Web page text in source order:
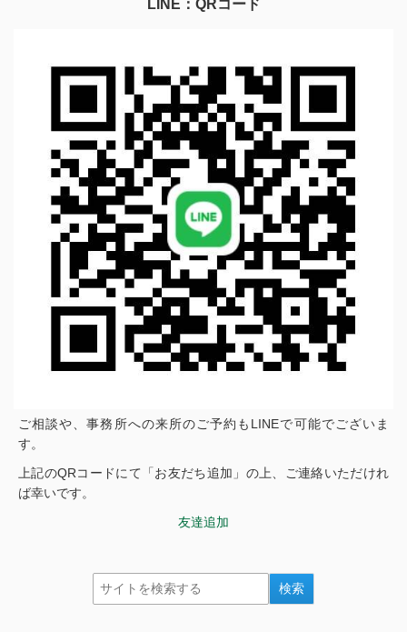
LINE：QRコード
ご相談や、事務所への来所のご予約もLINEで可能でございま
す。
上記のQRコードにて「お友だち追加」の上、ご連絡いただけれ
ば幸いです。
友達追加